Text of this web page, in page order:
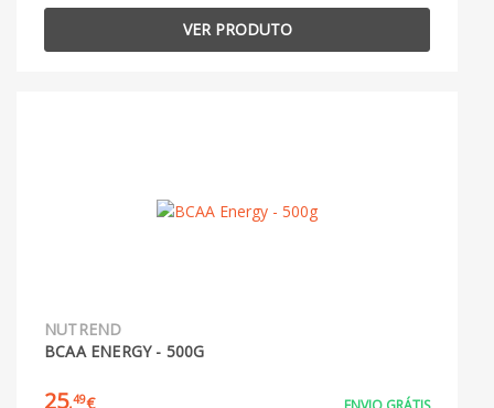
VER PRODUTO
NUTREND
BCAA ENERGY - 500G
25,49€